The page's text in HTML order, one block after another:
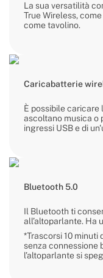
La sua versatilità
True Wireless,
come tavolino.
Caricabatterie
È possibile
ascoltano musica o
ingressi USB e di
Bluetooth 5.0
Il Bluetooth ti
all’altoparlante. Ha
*Trascorsi 10 minuti
senza connessione
l’altoparlante si